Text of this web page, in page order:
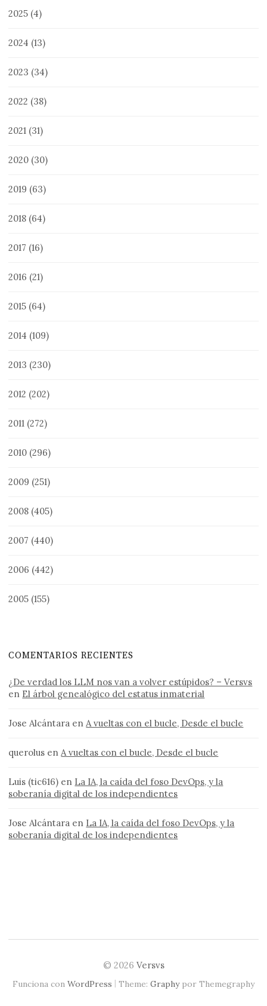
2025 (4)
2024 (13)
2023 (34)
2022 (38)
2021 (31)
2020 (30)
2019 (63)
2018 (64)
2017 (16)
2016 (21)
2015 (64)
2014 (109)
2013 (230)
2012 (202)
2011 (272)
2010 (296)
2009 (251)
2008 (405)
2007 (440)
2006 (442)
2005 (155)
COMENTARIOS RECIENTES
¿De verdad los LLM nos van a volver estúpidos? – Versvs
en El árbol genealógico del estatus inmaterial
Jose Alcántara enA vueltas con el bucle, Desde el bucle
querolus enA vueltas con el bucle, Desde el bucle
Luis (tic616) en La IA, la caída del foso DevOps, y la
soberanía digital de los independientes
Jose Alcántara en La IA, la caída del foso DevOps, y la
soberanía digital de los independientes
© 2026 Versvs
Funciona con WordPress | Theme: Graphypor Themegraphy